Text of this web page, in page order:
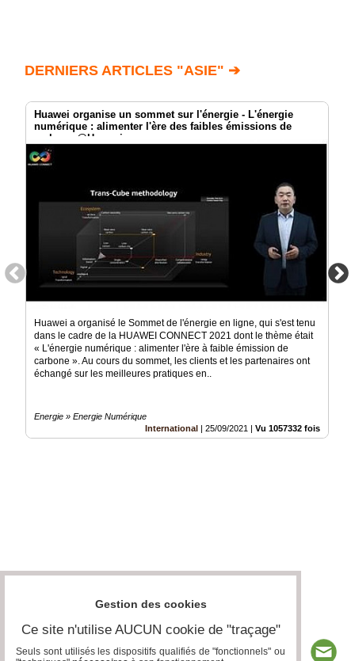
DERNIERS ARTICLES "ASIE" ➔
Huawei organise un sommet sur l'énergie - L'énergie
numérique : alimenter l'ère des faibles émissions de
carbone @Huawei
Huawei a organisé le Sommet de l'énergie en ligne, qui s'est tenu
dans le cadre de la HUAWEI CONNECT 2021 dont le thème était
« L'énergie numérique : alimenter l'ère à faible émission de
carbone ». Au cours du sommet, les clients et les partenaires ont
échangé sur les meilleures pratiques en..
Energie » Energie Numérique
International
25/09/2021 Vu 1057332 fois
Gestion des cookies
Ce site n'utilise AUCUN cookie de "traçage"
Seuls sont utilisés les dispositifs qualifiés de "fonctionnels" ou